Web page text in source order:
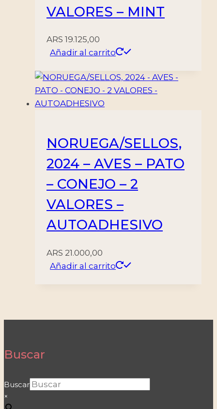
VALORES – MINT
ARS 19.125,00
Añadir al carrito
NORUEGA/SELLOS,
2024 – AVES – PATO
– CONEJO – 2
VALORES –
AUTOADHESIVO
ARS 21.000,00
Añadir al carrito
Buscar
Buscar
×